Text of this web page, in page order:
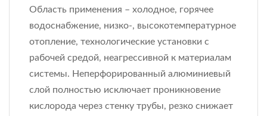
Область применения – холодное, горячее
водоснабжение, низко-, высокотемпературное
отопление, технологические установки с
рабочей средой, неагрессивной к материалам
системы. Неперфорированный алюминиевый
слой полностью исключает проникновение
кислорода через стенку трубы, резко снижает